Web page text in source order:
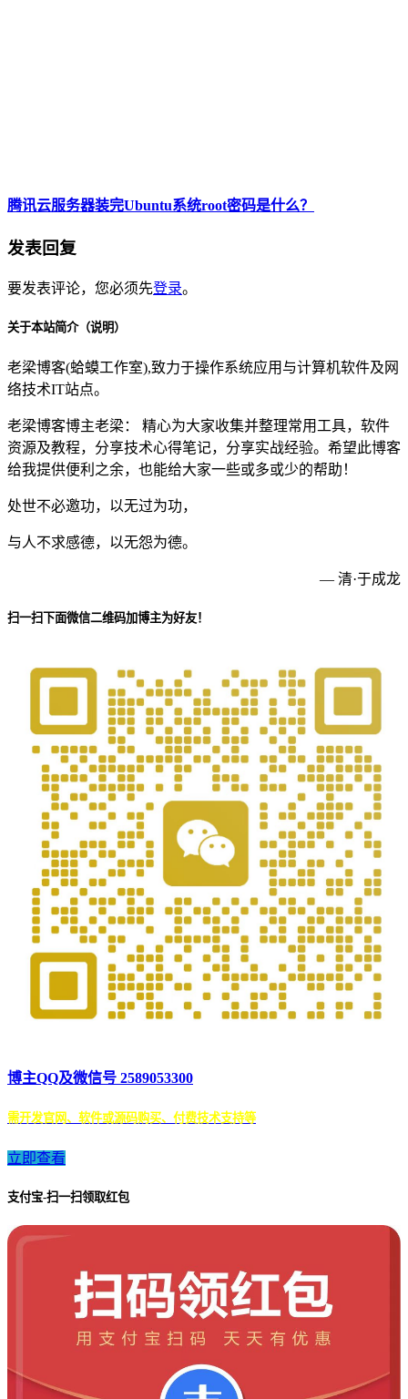
腾讯云服务器装完Ubuntu系统root密码是什么？
发表回复
要发表评论，您必须先登录。
关于本站简介（说明）
老梁博客(蛤蟆工作室),致力于操作系统应用与计算机软件及网
络技术IT站点。
老梁博客博主老梁： 精心为大家收集并整理常用工具，软件
资源及教程，分享技术心得笔记，分享实战经验。希望此博客
给我提供便利之余，也能给大家一些或多或少的帮助！
处世不必邀功，以无过为功，
与人不求感德，以无怨为德。
— 清·于成龙
扫一扫下面微信二维码加博主为好友！
博主QQ及微信号 2589053300
需开发官网、软件或源码购买、付费技术支持等
立即查看
支付宝-扫一扫领取红包